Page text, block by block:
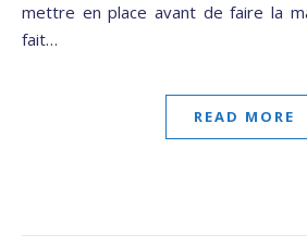
mettre en place avant de faire la
fait…
READ MORE